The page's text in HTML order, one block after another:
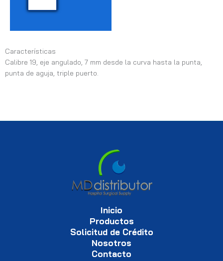
Características
Calibre 19, eje angulado, 7 mm desde la curva hasta la punta,
punta de aguja, triple puerto.
Inicio
Productos
Solicitud de Crédito
Nosotros
Contacto